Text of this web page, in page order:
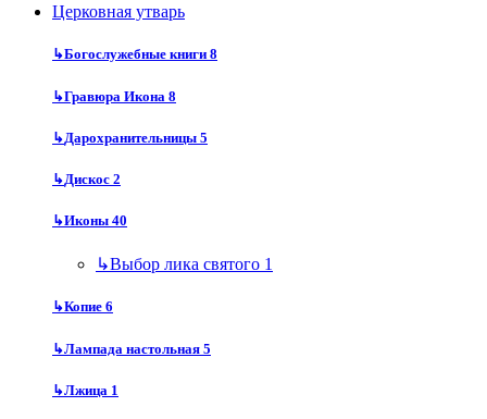
Церковная утварь
↳Богослужебные книги 8
↳Гравюра Икона 8
↳Дарохранительницы 5
↳Дискос 2
↳Иконы 40
↳Выбор лика святого 1
↳Копие 6
↳Лампада настольная 5
↳Лжица 1